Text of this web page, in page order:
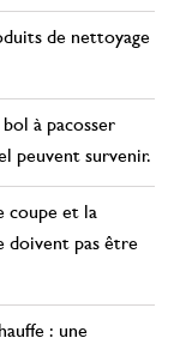
de nettoyage
à pacosser
peuvent survenir.
coupe et la
doivent pas être
: une